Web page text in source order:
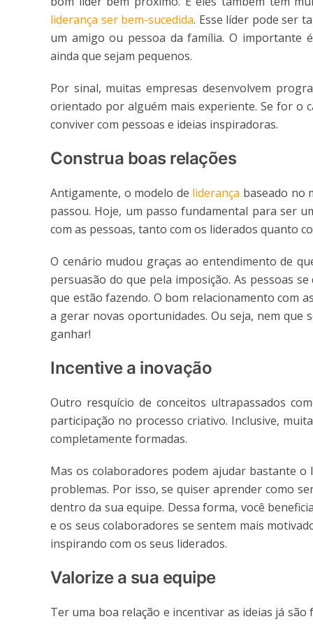
liderança ser bem-sucedida. Esse líder pode ser
um amigo ou pessoa da família. O importante
ainda que sejam pequenos.
Por sinal, muitas empresas desenvolvem
orientado por alguém mais experiente. Se for o
conviver com pessoas e ideias inspiradoras.
Construa boas relações
Antigamente, o modelo de liderança baseado no
passou. Hoje, um passo fundamental para ser
com as pessoas, tanto com os liderados quanto
O cenário mudou graças ao entendimento de
persuasão do que pela imposição. As pessoas
que estão fazendo. O bom relacionamento com
a gerar novas oportunidades. Ou seja, nem que
ganhar!
Incentive a inovação
Outro resquício de conceitos ultrapassados
participação no processo criativo. Inclusive,
completamente formadas.
Mas os colaboradores podem ajudar bastante
problemas. Por isso, se quiser aprender como
dentro da sua equipe. Dessa forma, você
e os seus colaboradores se sentem mais
inspirando com os seus liderados.
Valorize a sua equipe
Ter uma boa relação e incentivar as ideias já